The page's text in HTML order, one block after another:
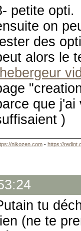
petite opti.
on
des
alors le
hebergeur
que j'ai
)
nikozen.com - https://
tu
(ne te